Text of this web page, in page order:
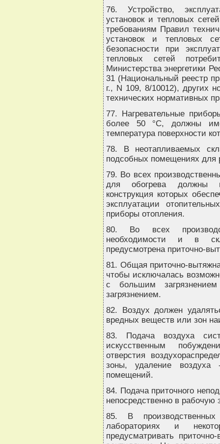
76. Устройство,
установок и тепловых
требованиям Правил
установок и тепловых
безопасности при
тепловых сетей
Министерства энергетики
31 (Национальный реестр
г., N 109, 8/10012), других
технических нормативных
77. Нагревательные
более 50 °С, должны
температура поверхности
78. В неотапливаемых
подсобных помещениях для
79. Во всех
для обогрева должны
конструкция которых
эксплуатации
приборы отопления.
80. Во всех
необходимости и в
предусмотрена приточно-
81. Общая приточно-
чтобы исключалась
с большим
загрязнением.
82. Воздух должен
вредных веществ или зон
83. Подача воздуха
искусственным
отверстия
зоны, удаление воздуха
помещений.
84. Подача приточного
непосредственно в рабочую
85. В
лабораториях и
предусматривать